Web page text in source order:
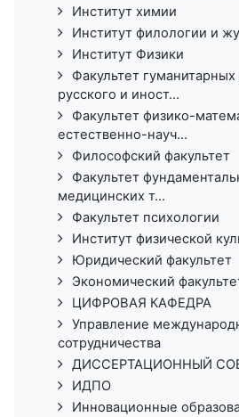
Институт химии
Институт филологии и
Институт Физики
Факультет
русского и иност...
Факультет физико-
естественно-науч...
Философский факультет
Факультет
медицинских т...
Факультет психологии
Институт физической
Юридический факультет
Экономический
ЦИФРОВАЯ КАФЕДРА
Управление
сотрудничества
ДИССЕРТАЦИОННЫЙ
ИДПО
Инновационные